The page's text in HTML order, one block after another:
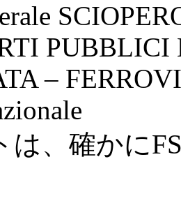
PUBBLICI
–
は、確かに